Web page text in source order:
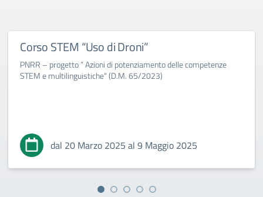
Corso STEM “Uso di Droni”
PNRR – progetto ” Azioni di potenziamento delle competenze
STEM e multilinguistiche" (D.M. 65/2023)
dal 20 Marzo 2025 al 9 Maggio 2025